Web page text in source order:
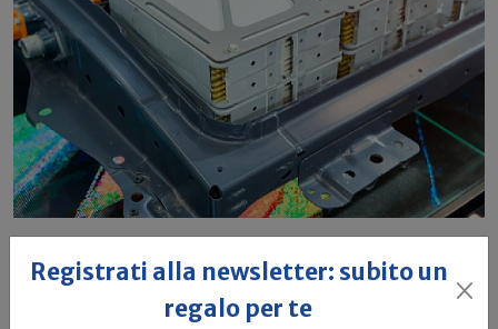
lo sviluppo della filiera
Redazione Build News
Registrati alla newsletter: subito un
regalo per te